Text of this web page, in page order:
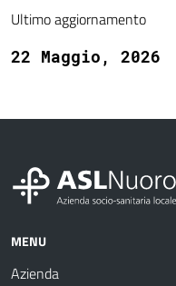
Ultimo aggiornamento
22 Maggio, 2026
MENU
Azienda